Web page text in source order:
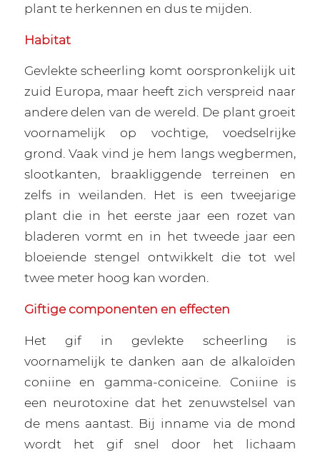
plant te herkennen en dus te mijden.
Habitat
Gevlekte scheerling komt oorspronkelijk uit
zuid Europa, maar heeft zich verspreid naar
andere delen van de wereld. De plant groeit
voornamelijk op vochtige, voedselrijke
grond. Vaak vind je hem langs wegbermen,
slootkanten, braakliggende terreinen en
zelfs in weilanden. Het is een tweejarige
plant die in het eerste jaar een rozet van
bladeren vormt en in het tweede jaar een
bloeiende stengel ontwikkelt die tot wel
twee meter hoog kan worden.
Giftige componenten en effecten
Het gif in gevlekte scheerling is
voornamelijk te danken aan de alkaloïden
coniine en gamma-coniceïne. Coniine is
een neurotoxine dat het zenuwstelsel van
de mens aantast. Bij inname via de mond
wordt het gif snel door het lichaam